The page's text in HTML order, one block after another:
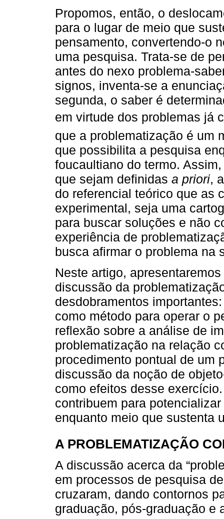
Propomos, então, o
para o lugar de meio que
pensamento, convertendo-o
uma pesquisa. Trata-se de
antes do nexo problema-
signos, inventa-se a
segunda, o saber é
em virtude dos problemas já
que a problematização é um
que possibilita a pesquisa
foucaultiano do termo.
que sejam definidas a priori,
do referencial teórico que as
experimental, seja uma
para buscar soluções e não
experiência de
busca afirmar o problema na
Neste artigo,
discussão da
desdobramentos
como método para operar o
reflexão sobre a análise de
problematização na relação
procedimento pontual de um
discussão da noção de
como efeitos desse
contribuem para
enquanto meio que sustenta
A PROBLEMATIZAÇÃO
A discussão acerca da
em processos de pesquisa
cruzaram, dando contornos
graduação, pós-graduação e